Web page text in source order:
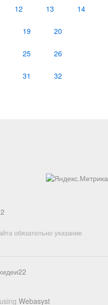
12 13 14
19 20
25 26
31 32
обязательно указание
Webasyst